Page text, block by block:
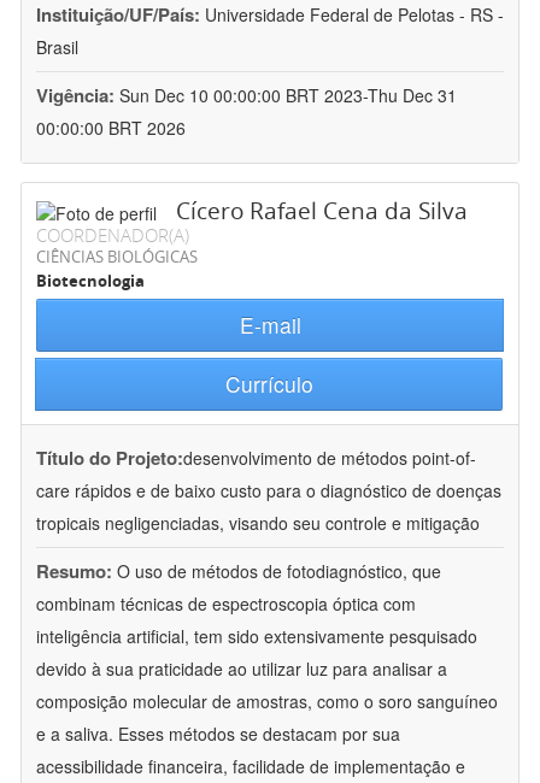
Instituição/UF/País: Universidade Federal de Pelotas - RS -
Brasil
Vigência: Sun Dec 10 00:00:00 BRT 2023-Thu Dec 31
00:00:00 BRT 2026
Cícero Rafael Cena da Silva
COORDENADOR(A)
CIÊNCIAS BIOLÓGICAS
Biotecnologia
E-mail
Currículo
Título do Projeto:desenvolvimento de métodos point-of-
care rápidos e de baixo custo para o diagnóstico de doenças
tropicais negligenciadas, visando seu controle e mitigação
Resumo: O uso de métodos de fotodiagnóstico, que
combinam técnicas de espectroscopia óptica com
inteligência artificial, tem sido extensivamente pesquisado
devido à sua praticidade ao utilizar luz para analisar a
composição molecular de amostras, como o soro sanguíneo
e a saliva. Esses métodos se destacam por sua
acessibilidade financeira, facilidade de implementação e